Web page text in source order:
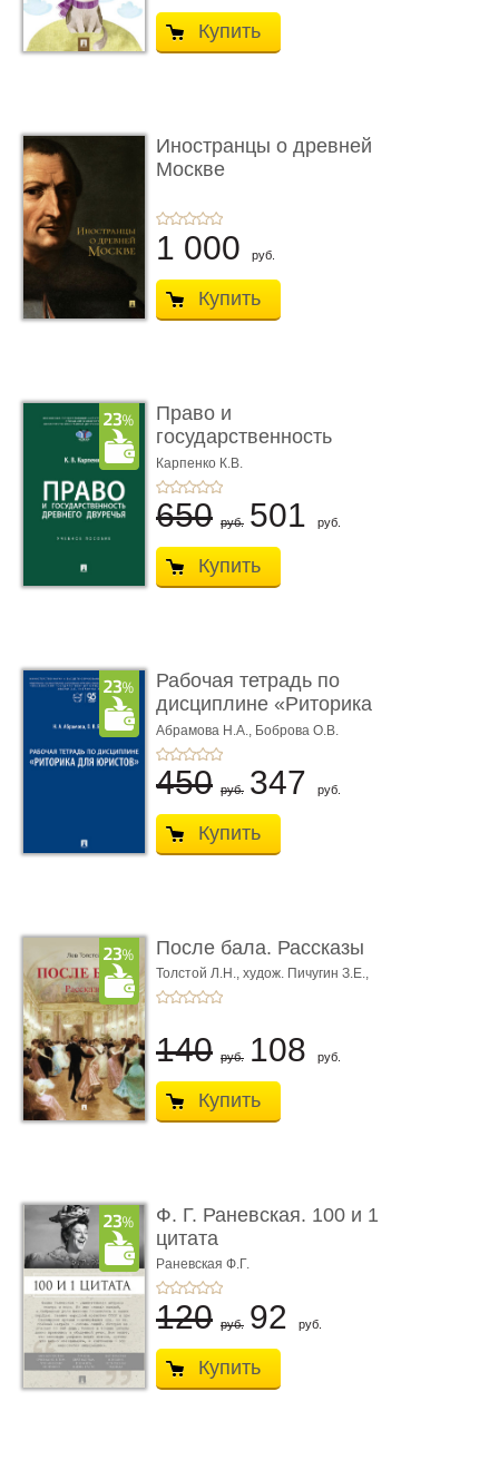
Купить
Иностранцы о древней
Москве
1 000 руб.
Купить
Право и
государственность
Древнего Двуречья. �
...
Карпенко К.В.
650 руб. 501 руб.
Купить
Рабочая тетрадь по
дисциплине «Риторика
для ю� ...
Абрамова Н.А., Боброва О.В.
450 руб. 347 руб.
Купить
После бала. Рассказы
Толстой Л.Н., худож. Пичугин З.Е.,
худож. Лебедев А.И.,
140 руб. 108 руб.
Купить
Ф. Г. Раневская. 100 и 1
цитата
Раневская Ф.Г.
120 руб. 92 руб.
Купить